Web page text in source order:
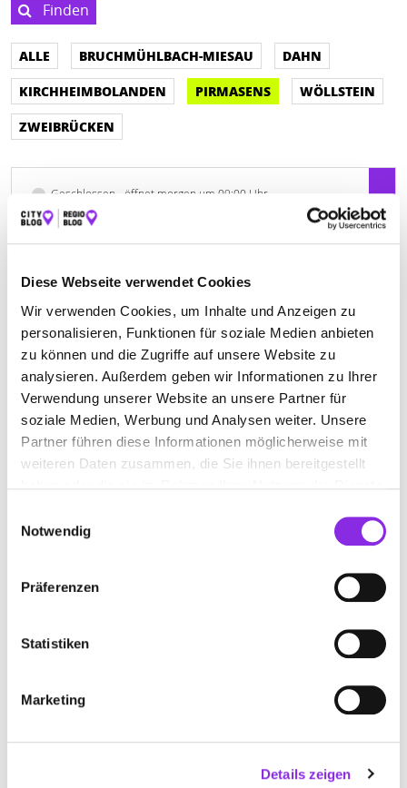
Diese Webseite verwendet Cookies
Wir verwenden Cookies, um Inhalte und Anzeigen zu
personalisieren, Funktionen für soziale Medien anbieten
zu können und die Zugriffe auf unsere Website zu
analysieren. Außerdem geben wir Informationen zu Ihrer
Verwendung unserer Website an unsere Partner für
soziale Medien, Werbung und Analysen weiter. Unsere
Partner führen diese Informationen möglicherweise mit
weiteren Daten zusammen, die Sie ihnen bereitgestellt
Notwendig
Präferenzen
Statistiken
Marketing
Details zeigen
Finden
ALLE BRUCHMÜHLBACH-MIESAU
DAHN
KIRCHHEIMBOLANDEN
PIRMASENS
WÖLLSTEIN
ZWEIBRÜCKEN
Geschlossen - öffnet morgen um 09:00 Uhr
PRAXIS FÜR LOGOPÄDIE BIANKA MEIGEL
+496331143858
logopaedie-meigel-pirmasens.de
BUTSCHER KARL LOGOPÄDISCHE PRAXIS